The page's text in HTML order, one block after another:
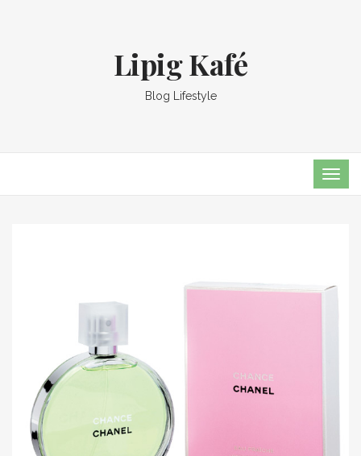
Lipig Kafé
Blog Lifestyle